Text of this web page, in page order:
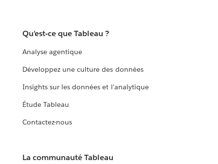
Qu'est-ce que Tableau ?
Analyse agentique
Développez une culture des données
Insights sur les données et l'analytique
Étude Tableau
Contactez-nous
La communauté Tableau